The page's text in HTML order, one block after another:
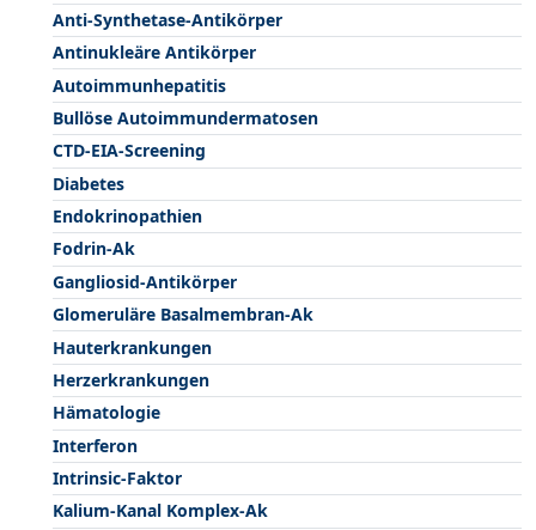
Anti-Synthetase-Antikörper
Antinukleäre Antikörper
Autoimmunhepatitis
Bullöse Autoimmundermatosen
CTD-EIA-Screening
Diabetes
Endokrinopathien
Fodrin-Ak
Gangliosid-Antikörper
Glomeruläre Basalmembran-Ak
Hauterkrankungen
Herzerkrankungen
Hämatologie
Interferon
Intrinsic-Faktor
Kalium-Kanal Komplex-Ak